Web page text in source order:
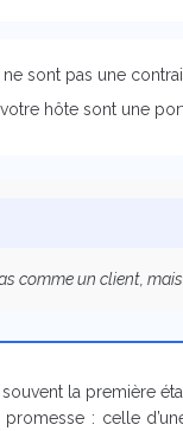
sont pas une
hôte sont une
comme un client,
la première
: celle